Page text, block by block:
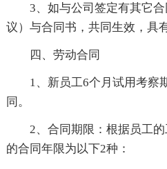
3、如与公司签定有其它
议）与合同书，共同生效，具
四、劳动合同
1、新员工6个月试用考察
同。
2、合同期限：根据员工
的合同年限为以下2种：